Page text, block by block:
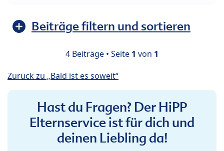
Beiträge filtern und sortieren
4 Beiträge • Seite 1 von 1
Zurück zu „Bald ist es soweit“
Hast du Fragen? Der HiPP
Elternservice ist für dich und
deinen Liebling da!